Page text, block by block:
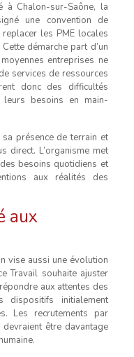
à Chalon-sur-Saône, la
une convention de
les PME locales
démarche part d’un
entreprises ne
services de ressources
donc des difficultés
besoins en main-
présence de terrain et
direct. L’organisme met
besoins quotidiens et
aux réalités des
aux
vise aussi une évolution
Travail souhaite ajuster
aux attentes des
dispositifs initialement
Les recrutements par
être davantage